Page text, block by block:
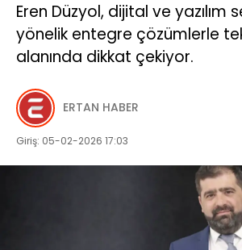
Eren Düzyol, dijital ve yazılım
yönelik entegre çözümlerle
alanında dikkat çekiyor.
ERTAN HABER
Giriş: 05-02-2026 17:03